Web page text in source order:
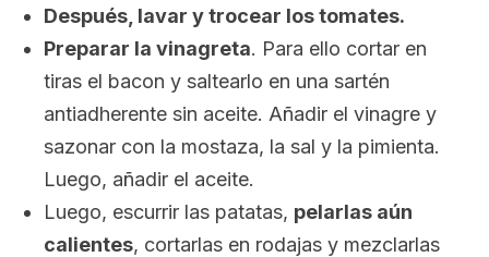
Después, lavar y trocear los tomates.
Preparar la vinagreta. Para ello cortar en
tiras el bacon y saltearlo en una sartén
antiadherente sin aceite. Añadir el vinagre y
sazonar con la mostaza, la sal y la pimienta.
Luego, añadir el aceite.
Luego, escurrir las patatas, pelarlas aún
calientes, cortarlas en rodajas y mezclarlas